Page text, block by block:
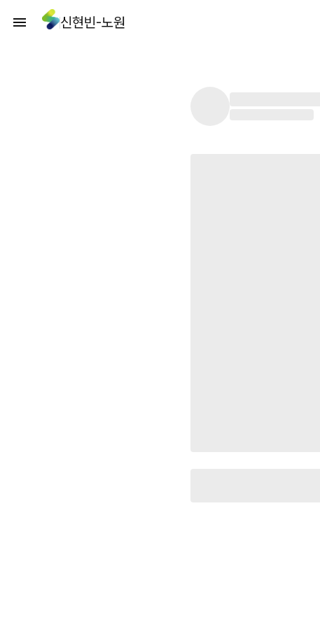
신현빈-노원